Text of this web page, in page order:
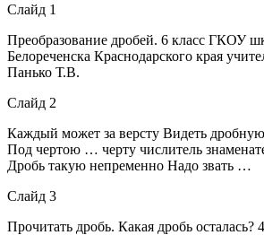
Слайд 1
Преобразование дробей. 6 класс ГКОУ
Белореченска Краснодарского края
Панько Т.В.
Слайд 2
Каждый может за версту Видеть
Под чертою … черту числитель
Дробь такую непременно Надо звать …
Слайд 3
Прочитать дробь. Какая дробь осталась?